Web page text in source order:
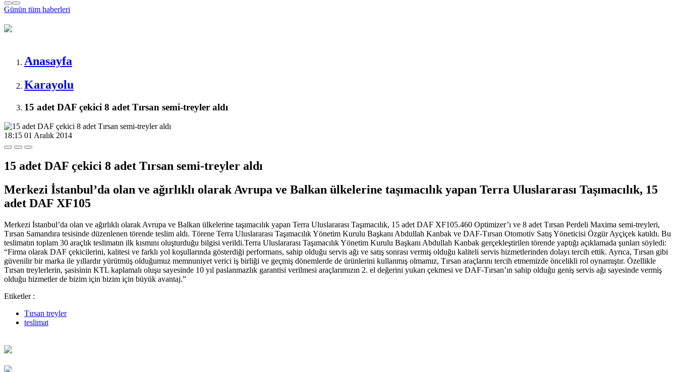
Günün tüm haberleri
Anasayfa
Karayolu
15 adet DAF çekici 8 adet Tırsan semi-treyler aldı
18:15 01 Aralık 2014
15 adet DAF çekici 8 adet Tırsan semi-treyler aldı
Merkezi İstanbul’da olan ve ağırlıklı olarak Avrupa ve Balkan ülkelerine taşımacılık yapan Terra Uluslararası Taşımacılık, 15
adet DAF XF105
Merkezi İstanbul’da olan ve ağırlıklı olarak Avrupa ve Balkan ülkelerine taşımacılık yapan Terra Uluslararası Taşımacılık, 15 adet DAF XF105.460 Optimizer’ı ve 8 adet Tırsan Perdeli Maxima semi-treyleri,
Tırsan Samandıra tesisinde düzenlenen törende teslim aldı. Törene Terra Uluslararası Taşımacılık Yönetim Kurulu Başkanı Abdullah Kanbak ve DAF-Tırsan Otomotiv Satış Yöneticisi Özgür Ayçiçek katıldı. Bu
teslimatın toplam 30 araçlık teslimatın ilk kısmını oluşturduğu bilgisi verildi.Terra Uluslararası Taşımacılık Yönetim Kurulu Başkanı Abdullah Kanbak gerçekleştirilen törende yaptığı açıklamada şunları söyledi:
“Firma olarak DAF çekicilerini, kalitesi ve farklı yol koşullarında gösterdiği performans, sahip olduğu servis ağı ve satış sonrası vermiş olduğu kaliteli servis hizmetlerinden dolayı tercih ettik. Ayrıca, Tırsan gibi
güvenilir bir marka ile yıllardır yürütmüş olduğumuz memnuniyet verici iş birliği ve geçmiş dönemlerde de ürünlerini kullanmış olmamız, Tırsan araçlarını tercih etmemizde öncelikli rol oynamıştır. Özellikle
Tırsan treylerlerin, şasisinin KTL kaplamalı oluşu sayesinde 10 yıl paslanmazlık garantisi verilmesi araçlarımızın 2. el değerini yukarı çekmesi ve DAF-Tırsan’ın sahip olduğu geniş servis ağı sayesinde vermiş
olduğu hizmetler de bizim için bizim için büyük avantaj.”
Etiketler :
Tırsan treyler
teslimat